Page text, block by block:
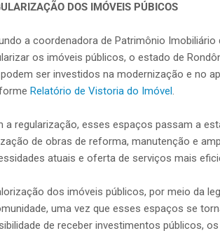
DOS IMÓVEIS PÚBICOS
a coordenadora de Patrimônio
os imóveis públicos, o estado de
ser investidos na modernização e no
Relatório de Vistoria do Imóvel.
a regularização, esses espaços passam a
de obras de reforma, manutenção e
atuais e oferta de serviços mais
dos imóveis públicos, por meio da
uma vez que esses espaços se
de receber investimentos públicos,